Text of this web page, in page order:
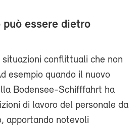
essere dietro
situazioni conflittuali che non
esempio quando il nuovo
Bodensee-Schifffahrt ha
di lavoro del personale da
apportando notevoli